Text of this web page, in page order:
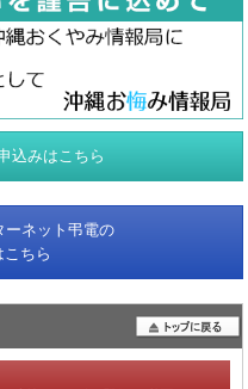
込みはこちら
ーネット弔電の
こちら